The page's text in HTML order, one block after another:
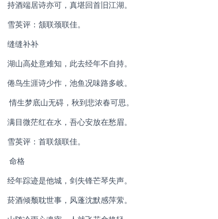
持酒端居诗亦可，真堪回首旧江湖。
雪英评：颔联颈联佳。
缝缝补补
湖山高处意难知，此去经年不自持。
倦鸟生涯诗少作，池鱼况味路多岐。
情生梦底山无碍，秋到悲浓春可思。
满目微茫红在水，吾心安放在愁眉。
雪英评：首联颔联佳。
命格
经年踪迹是他城，剑失锋芒琴失声。
菸酒倾颓耽世事，风蓬沈默感萍萦。